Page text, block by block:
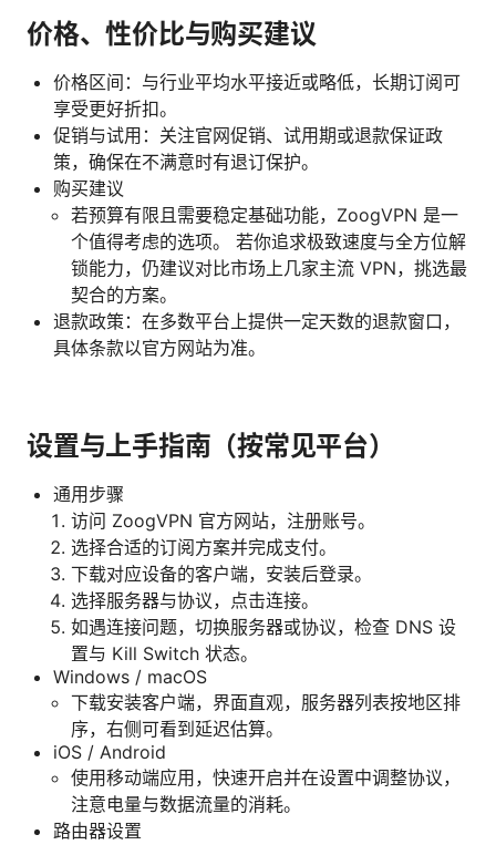
价格、性价比与购买建议
价格区间：与行业平均水平接近或略低，长期订阅可
享受更好折扣。
促销与试用：关注官网促销、试用期或退款保证政
策，确保在不满意时有退订保护。
购买建议
若预算有限且需要稳定基础功能，ZoogVPN 是一
个值得考虑的选项。 若你追求极致速度与全方位解
锁能力，仍建议对比市场上几家主流 VPN，挑选最
契合的方案。
退款政策：在多数平台上提供一定天数的退款窗口，
具体条款以官方网站为准。
设置与上手指南（按常见平台）
通用步骤
访问 ZoogVPN 官方网站，注册账号。
选择合适的订阅方案并完成支付。
下载对应设备的客户端，安装后登录。
选择服务器与协议，点击连接。
如遇连接问题，切换服务器或协议，检查 DNS 设
置与 Kill Switch 状态。
Windows / macOS
下载安装客户端，界面直观，服务器列表按地区排
序，右侧可看到延迟估算。
iOS / Android
使用移动端应用，快速开启并在设置中调整协议，
注意电量与数据流量的消耗。
路由器设置